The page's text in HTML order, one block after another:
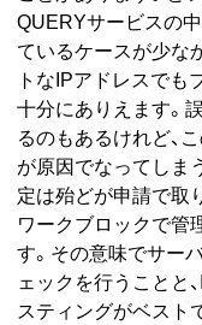
QUERYサービスの
ているケースが少な
トなIPアドレスでも
十分にありえます。
るのもあるけれど、
が原因でなってしま
定は殆どが申請で取
ワークブロックで管
す。その意味でサー
ェックを行うことと
スティングがベスト